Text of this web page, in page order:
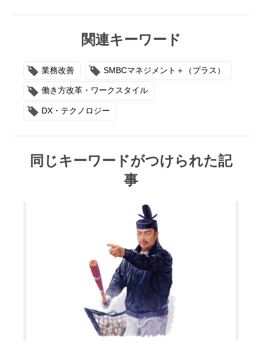
関連キーワード
業務改善 SMBCマネジメント＋（プラス）
働き方改革・ワークスタイル
DX・テクノロジー
同じキーワードがつけられた記
事